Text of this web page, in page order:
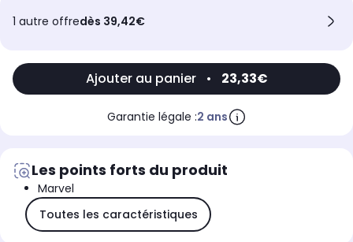
1 autre offredès 39,42€
Ajouter au panier • 23,33€
Garantie légale :2 ans
Les points forts du produit
Marvel
Toutes les caractéristiques